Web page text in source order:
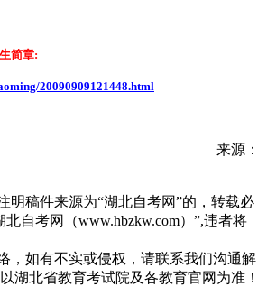
简章:
20090909121448.html
来源：
明稿件来源为“湖北自考网”的，转载必
自考网（www.hbzkw.com）”,违者将
，如有不实或侵权，请联系我们沟通解
湖北省教育考试院及各教育官网为准！